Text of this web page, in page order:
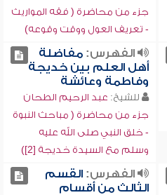
جزء من محاضرة ( فقه المواريث
- تعريف العول ووقت وقوعه)
الفهرس:مفاضلة
أهل العلم بين خديجة
وفاطمة وعائشة
للشيخ: عبد الرحيم الطحان
جزء من محاضرة ( مباحث النبوة
- خلق النبي صلى الله عليه
وسلم مع السيدة خديجة [2])
الفهرس:القسم
الثالث من أقسام